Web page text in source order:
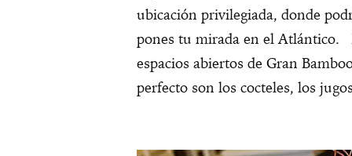
ubicación privilegiada, donde
pones tu mirada en el Atlántico.
espacios abiertos de Gran
perfecto son los cocteles, los